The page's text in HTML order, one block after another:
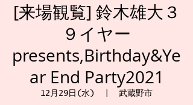
[来場観覧] 鈴木雄大３
９イヤー
presents,Birthday&Ye
ar End Party2021
12月29日(水) 武蔵野市